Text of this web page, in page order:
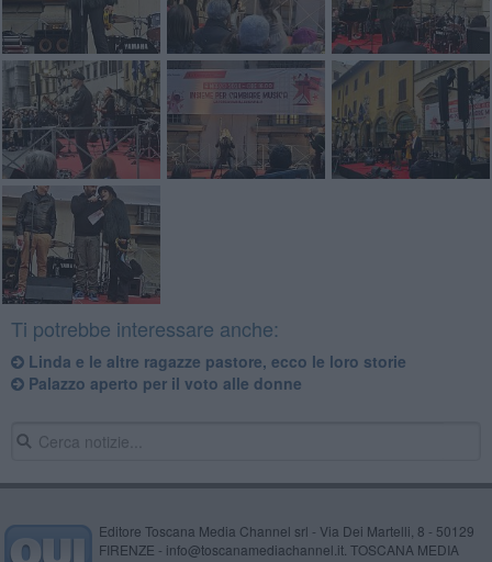
Ti potrebbe interessare anche:
Linda e le altre ragazze pastore, ecco le loro storie
Palazzo aperto per il voto alle donne
Editore Toscana Media Channel srl - Via Dei Martelli, 8 - 50129
FIRENZE - info@toscanamediachannel.it. TOSCANA MEDIA